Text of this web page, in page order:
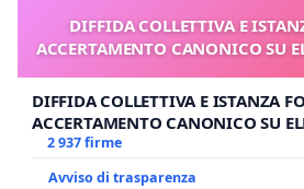
DIFFIDA COLLETTIVA E
ACCERTAMENTO CANONICO SU
DIFFIDA COLLETTIVA E ISTANZA
ACCERTAMENTO CANONICO SU
2 937 firme
Avviso di trasparenza